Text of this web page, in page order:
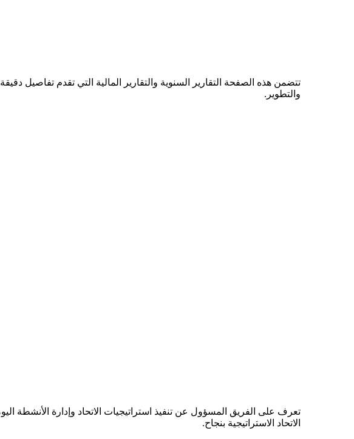
تتضمن هذه الصفحة التقارير السنوية والتقارير المالية التي تقدم تفاصيل
والتطوير.
تعرف على الفريق المسؤول عن تنفيذ استراتيجيات الاتحاد وإدارة الأنشطة
الاتحاد الاستراتيجية بنجاح.